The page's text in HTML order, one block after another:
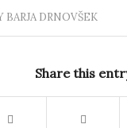
BARJA DRNOVŠEK
Share this